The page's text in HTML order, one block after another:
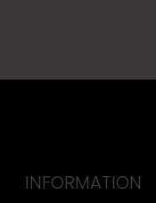
à 23h59, les
en jouant aux
INFORMATION